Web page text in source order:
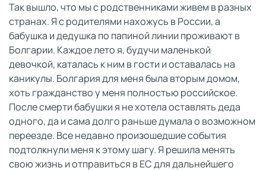
Так вышло, что мы с родственниками живем в разных
странах. Я с родителями нахожусь в России, а
бабушка и дедушка по папиной линии проживают в
Болгарии. Каждое лето я, будучи маленькой
девочкой, каталась к ним в гости и оставалась на
каникулы. Болгария для меня была вторым домом,
хоть гражданство у меня полностью российское.
После смерти бабушки я не хотела оставлять деда
одного, да и сама долго раньше думала о возможном
переезде. Все недавно произошедшие события
подтолкнули меня к этому шагу. Я решила менять
свою жизнь и отправиться в ЕС для дальнейшего